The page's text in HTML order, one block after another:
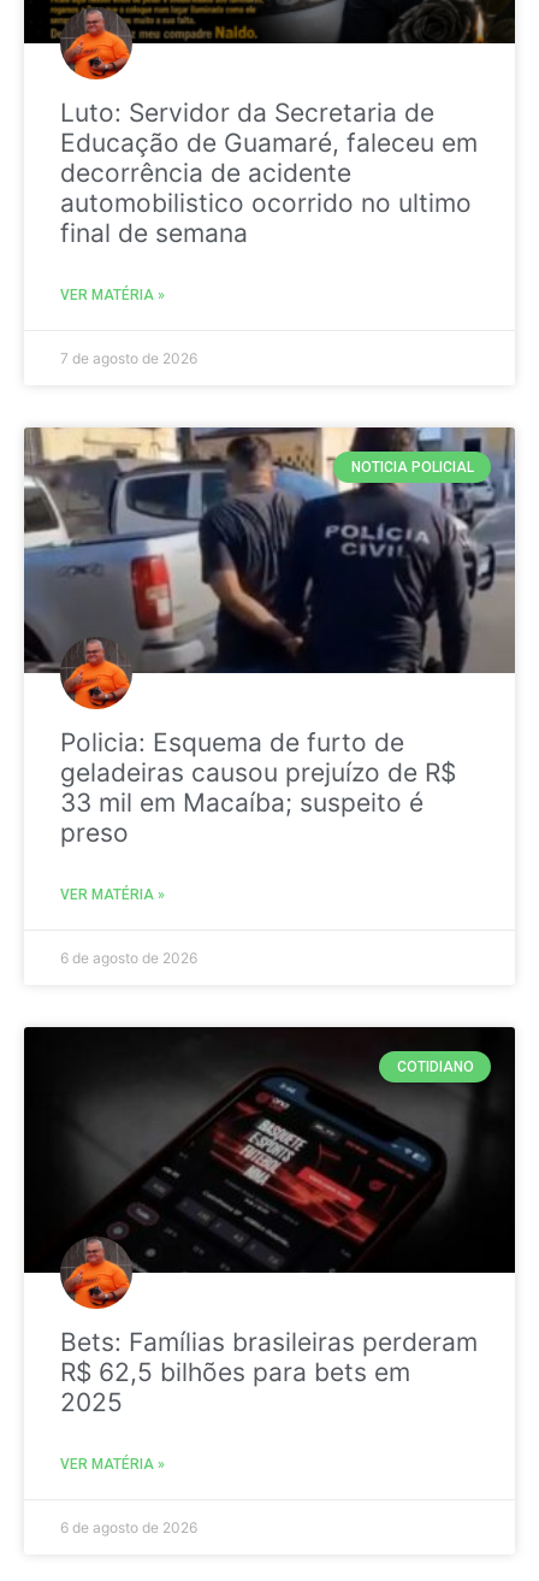
Luto: Servidor da Secretaria de
Educação de Guamaré, faleceu em
decorrência de acidente
automobilistico ocorrido no ultimo
final de semana
VER MATÉRIA »
7 de agosto de 2026
NOTICIA POLICIAL
Policia: Esquema de furto de
geladeiras causou prejuízo de R$
33 mil em Macaíba; suspeito é
preso
VER MATÉRIA »
6 de agosto de 2026
COTIDIANO
Bets: Famílias brasileiras perderam
R$ 62,5 bilhões para bets em
2025
VER MATÉRIA »
6 de agosto de 2026